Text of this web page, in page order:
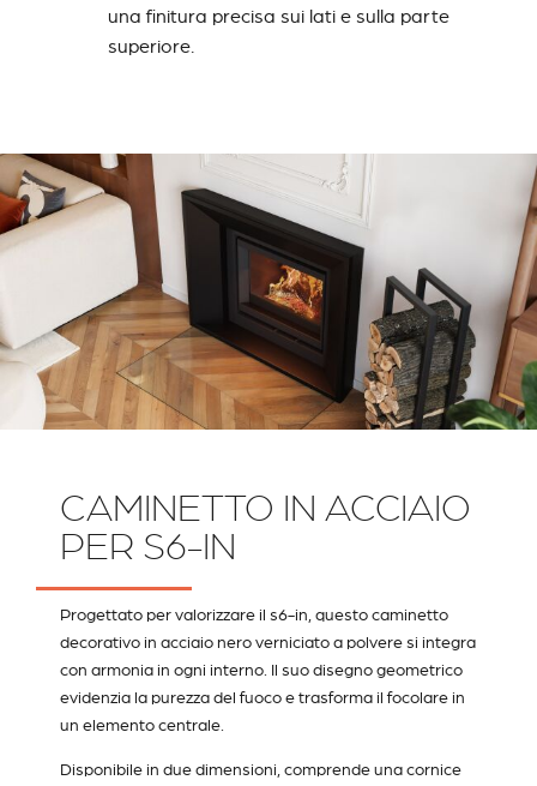
una finitura precisa sui lati e sulla parte
superiore.
CAMINETTO IN ACCIAIO
PER S6-IN
Progettato per valorizzare il s6-in, questo caminetto
decorativo in acciaio nero verniciato a polvere si integra
con armonia in ogni interno. Il suo disegno geometrico
evidenzia la purezza del fuoco e trasforma il focolare in
un elemento centrale.
Disponibile in due dimensioni, comprende una cornice